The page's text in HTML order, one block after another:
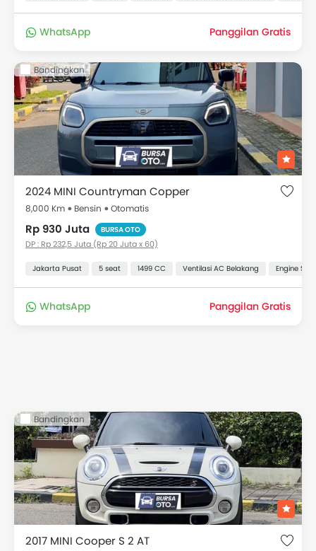
WhatsApp Panggilan Gratis
Bandingkan
2024 MINI Countryman Copper
8,000 Km Bensin Otomatis
Rp 930 Juta BURSA OTO
DP : Rp 232,5 Juta (Rp 20 Juta x 60)
Jakarta Pusat 5 seat 1499 CC Ventilasi AC Belakang Engine
WhatsApp Panggilan Gratis
Bandingkan
2017 MINI Cooper S 2 AT